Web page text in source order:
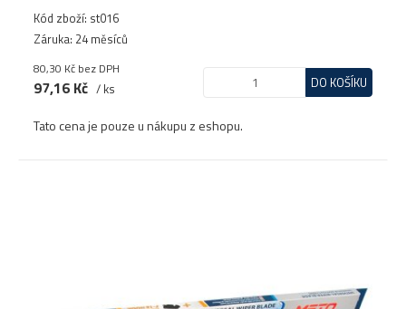
Kód zboží: st016
Záruka: 24 měsíců
80,30 Kč bez DPH
97,16 Kč / ks DO KOŠÍKU
Tato cena je pouze u nákupu z eshopu.